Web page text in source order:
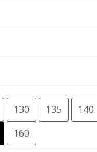
130 135 140
160